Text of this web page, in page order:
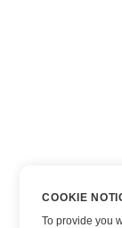
COOKIE
To provide you